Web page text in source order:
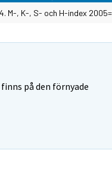
M-, K-, S- och H-index
på den förnyade